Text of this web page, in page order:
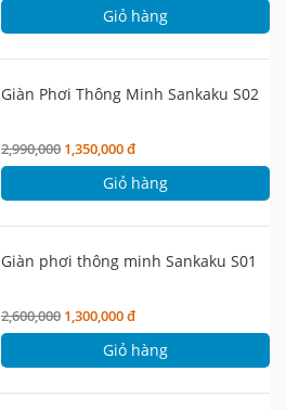
Giỏ hàng
Giàn Phơi Thông Minh Sankaku S02
2,990,000 1,350,000 đ
Giỏ hàng
Giàn phơi thông minh Sankaku S01
2,600,000 1,300,000 đ
Giỏ hàng